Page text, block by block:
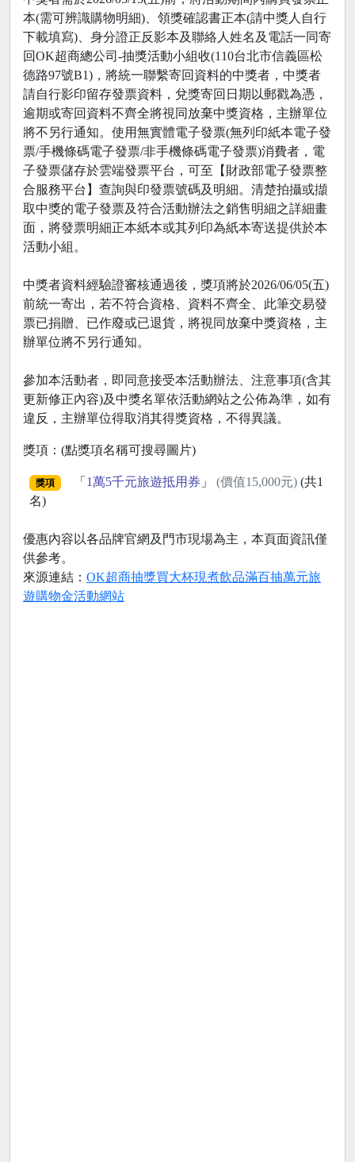
本(需可辨識購物明細)、領獎確認書正本(請中獎人自行
下載填寫)、身分證正反影本及聯絡人姓名及電話一同寄
回OK超商總公司-抽獎活動小組收(110台北市信義區松
德路97號B1)，將統一聯繫寄回資料的中獎者，中獎者
請自行影印留存發票資料，兌獎寄回日期以郵戳為憑，
逾期或寄回資料不齊全將視同放棄中獎資格，主辦單位
將不另行通知。使用無實體電子發票(無列印紙本電子發
票/手機條碼電子發票/非手機條碼電子發票)消費者，電
子發票儲存於雲端發票平台，可至【財政部電子發票整
合服務平台】查詢與印發票號碼及明細。清楚拍攝或擷
取中獎的電子發票及符合活動辦法之銷售明細之詳細畫
面，將發票明細正本紙本或其列印為紙本寄送提供於本
活動小組。
中獎者資料經驗證審核通過後，獎項將於2026/06/05(五)
前統一寄出，若不符合資格、資料不齊全、此筆交易發
票已捐贈、已作廢或已退貨，將視同放棄中獎資格，主
辦單位將不另行通知。
參加本活動者，即同意接受本活動辦法、注意事項(含其
更新修正內容)及中獎名單依活動網站之公佈為準，如有
違反，主辦單位得取消其得獎資格，不得異議。
獎項：(點獎項名稱可搜尋圖片)
獎項 「 1萬5千元旅遊抵用券 」 (價值15,000元)(共1
名)
優惠內容以各品牌官網及門市現場為主，本頁面資訊僅
供參考。
來源連結： OK超商抽獎買大杯現煮飲品滿百抽萬元旅
遊購物金活動網站